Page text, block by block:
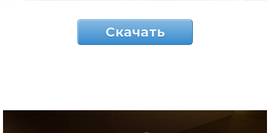
Скачать